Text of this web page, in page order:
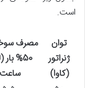
است.
توان
ژنراتور
(کاوا)
مصرف
50%